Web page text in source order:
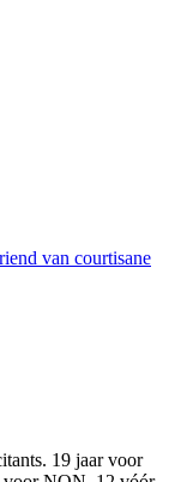
van courtisane
19 jaar voor